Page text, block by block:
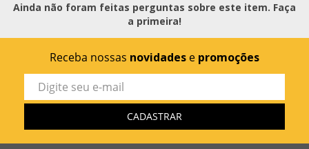
Ainda não foram feitas perguntas sobre este item. Faça
a primeira!
Receba nossas novidades e promoções